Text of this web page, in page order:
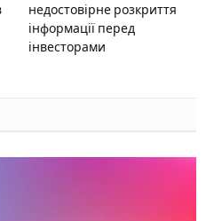
недостовірне розкриття
інформації перед
інвесторами